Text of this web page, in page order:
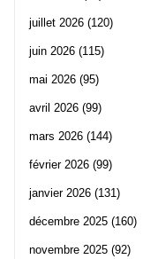
juillet 2026 (120)
juin 2026 (115)
mai 2026 (95)
avril 2026 (99)
mars 2026 (144)
février 2026 (99)
janvier 2026 (131)
décembre 2025 (160)
novembre 2025 (92)